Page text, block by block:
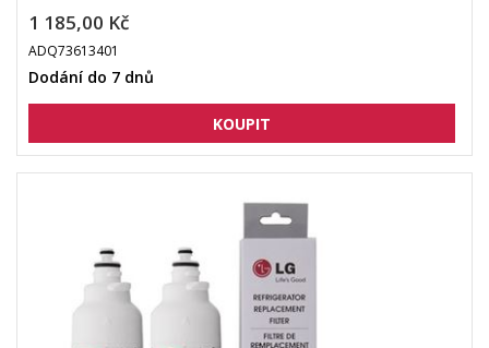
1 185,00 Kč
ADQ73613401
Dodání do 7 dnů